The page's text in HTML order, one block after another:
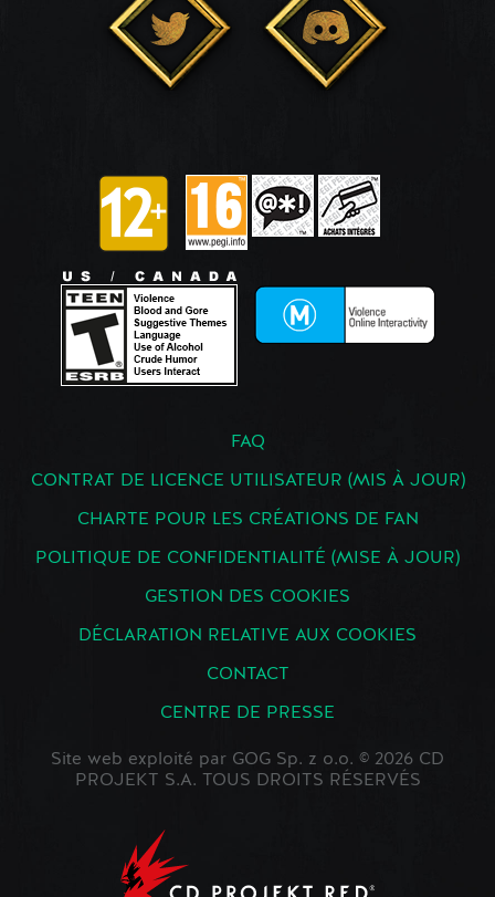
FAQ
CONTRAT DE LICENCE UTILISATEUR (MIS À JOUR)
CHARTE POUR LES CRÉATIONS DE FAN
POLITIQUE DE CONFIDENTIALITÉ (MISE À JOUR)
GESTION DES COOKIES
DÉCLARATION RELATIVE AUX COOKIES
CONTACT
CENTRE DE PRESSE
Site web exploité par GOG Sp. z o.o. © 2026 CD
PROJEKT S.A. TOUS DROITS RÉSERVÉS